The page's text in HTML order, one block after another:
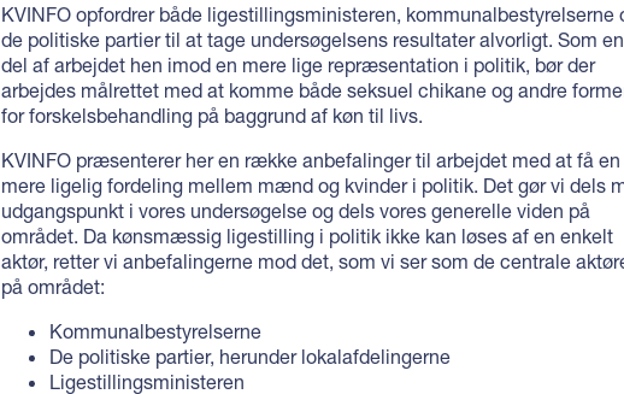
KVINFO opfordrer både ligestillingsministeren, kommunalbestyrelserne
de politiske partier til at tage undersøgelsens resultater alvorligt. Som en
del af arbejdet hen imod en mere lige repræsentation i politik, bør der
arbejdes målrettet med at komme både seksuel chikane og andre
for forskelsbehandling på baggrund af køn til livs.
KVINFO præsenterer her en række anbefalinger til arbejdet med at få en
mere ligelig fordeling mellem mænd og kvinder i politik. Det gør vi dels
udgangspunkt i vores undersøgelse og dels vores generelle viden på
området. Da kønsmæssig ligestilling i politik ikke kan løses af en enkelt
aktør, retter vi anbefalingerne mod det, som vi ser som de centrale
på området:
Kommunalbestyrelserne
De politiske partier, herunder lokalafdelingerne
Ligestillingsministeren